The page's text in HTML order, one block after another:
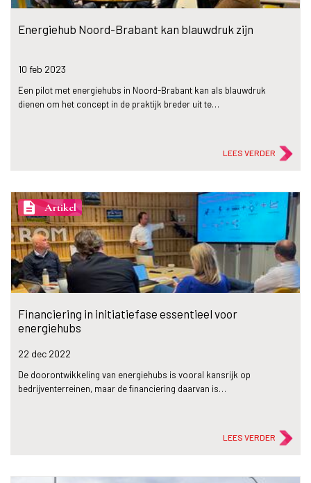
Energiehub Noord-Brabant kan blauwdruk zijn
10 feb 2023
Een pilot met energiehubs in Noord-Brabant kan als blauwdruk
dienen om het concept in de praktijk breder uit te…
LEES VERDER
description Artikel
Financiering in initiatiefase essentieel voor
energiehubs
22 dec 2022
De doorontwikkeling van energiehubs is vooral kansrijk op
bedrijventerreinen, maar de financiering daarvan is…
LEES VERDER